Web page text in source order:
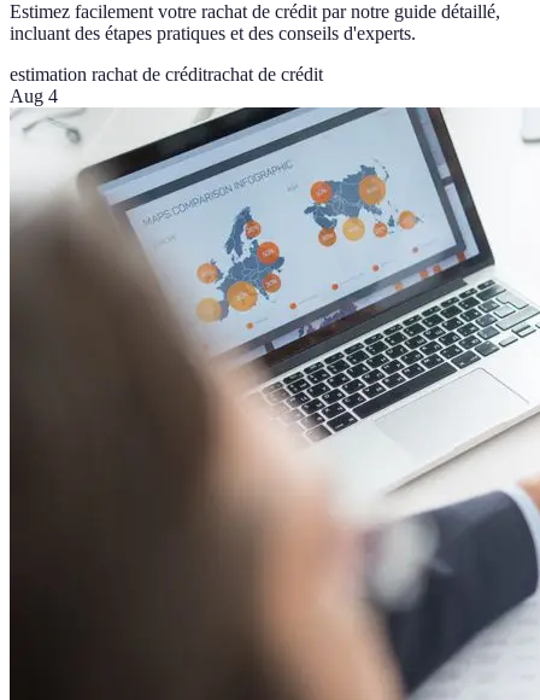
Estimez facilement votre rachat de crédit par notre guide détaillé,
incluant des étapes pratiques et des conseils d'experts.
estimation rachat de créditrachat de crédit
Aug 4